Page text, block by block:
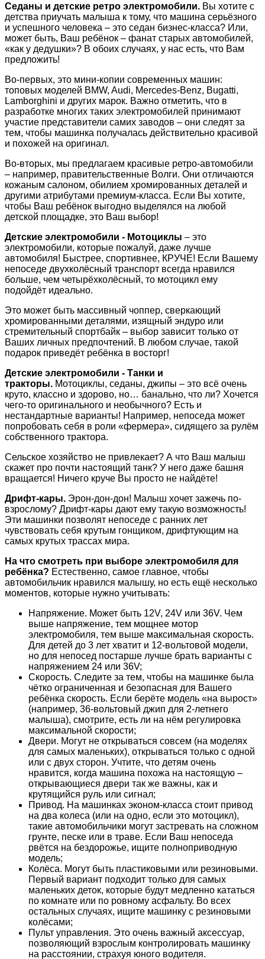
Седаны и детские ретро электромобили. Вы хотите с
детства приучать малыша к тому, что машина серьёзного
и успешного человека – это седан бизнес-класса? Или,
может быть, Ваш ребёнок – фанат старых автомобилей,
«как у дедушки»? В обоих случаях, у нас есть, что Вам
предложить!
Во-первых, это мини-копии современных машин:
топовых моделей BMW, Audi, Mercedes-Benz, Bugatti,
Lamborghini и других марок. Важно отметить, что в
разработке многих таких электромобилей принимают
участие представители самих заводов – они следят за
тем, чтобы машинка получалась действительно красивой
и похожей на оригинал.
Во-вторых, мы предлагаем красивые ретро-автомобили
– например, правительственные Волги. Они отличаются
кожаным салоном, обилием хромированных деталей и
другими атрибутами премиум-класса. Если Вы хотите,
чтобы Ваш ребёнок выгодно выделялся на любой
детской площадке, это Ваш выбор!
Детские электромобили - Мотоциклы – это
электромобили, которые пожалуй, даже лучше
автомобиля! Быстрее, спортивнее, КРУЧЕ! Если Вашему
непоседе двухколёсный транспорт всегда нравился
больше, чем четырёхколёсный, то мотоцикл ему
подойдёт идеально.
Это может быть массивный чоппер, сверкающий
хромированными деталями, изящный эндуро или
стремительный спортбайк – выбор зависит только от
Ваших личных предпочтений. В любом случае, такой
подарок приведёт ребёнка в восторг!
Детские электромобили - Танки и
тракторы. Мотоциклы, седаны, джипы – это всё очень
круто, классно и здорово, но… банально, что ли? Хочется
чего-то оригинального и необычного? Есть и
нестандартные варианты! Например, непоседа может
попробовать себя в роли «фермера», сидящего за рулём
собственного трактора.
Сельское хозяйство не привлекает? А что Ваш малыш
скажет про почти настоящий танк? У него даже башня
вращается! Ничего круче Вы просто не найдёте!
Дрифт-кары. Эрон-дон-дон! Малыш хочет зажечь по-
взрослому? Дрифт-кары дают ему такую возможность!
Эти машинки позволят непоседе с ранних лет
чувствовать себя крутым гонщиком, дрифтующим на
самых крутых трассах мира.
На что смотреть при выборе электромобиля для
ребёнка? Естественно, самое главное, чтобы
автомобильчик нравился малышу, но есть ещё несколько
моментов, которые нужно учитывать:
Напряжение. Может быть 12V, 24V или 36V. Чем
выше напряжение, тем мощнее мотор
электромобиля, тем выше максимальная скорость.
Для детей до 3 лет хватит и 12-вольтовой модели,
но для непосед постарше лучше брать варианты с
напряжением 24 или 36V;
Скорость. Следите за тем, чтобы на машинке была
чётко ограниченная и безопасная для Вашего
ребёнка скорость. Если берёте модель «на вырост»
(например, 36-вольтовый джип для 2-летнего
малыша), смотрите, есть ли на нём регулировка
максимальной скорости;
Двери. Могут не открываться совсем (на моделях
для самых маленьких), открываться только с одной
или с двух сторон. Учтите, что детям очень
нравится, когда машина похожа на настоящую –
открывающиеся двери так же важны, как и
крутящийся руль или сигнал;
Привод. На машинках эконом-класса стоит привод
на два колеса (или на одно, если это мотоцикл),
такие автомобильчики могут застревать на сложном
грунте, песке или в траве. Если Ваш непоседа
рвётся на бездорожье, ищите полноприводную
модель;
Колёса. Могут быть пластиковыми или резиновыми.
Первый вариант подходит только для самых
маленьких деток, которые будут медленно кататься
по комнате или по ровному асфальту. Во всех
остальных случаях, ищите машинку с резиновыми
колёсами;
Пульт управления. Это очень важный аксессуар,
позволяющий взрослым контролировать машинку
на расстоянии, страхуя юного водителя.